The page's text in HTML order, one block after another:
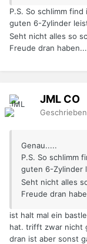
P.S. So schlimm
guten 6-Zylinder
Seht nicht alles so
Freude dran
JML CO
Geschrieben
Genau.....
P.S. So schlimm
guten 6-Zylinder
Seht nicht alles
Freude dran
ist halt mal ein
hat. trifft zwar nicht
dran ist aber sonst